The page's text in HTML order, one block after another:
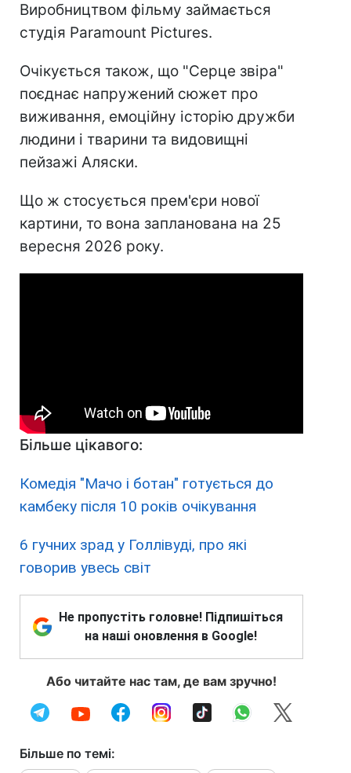
Виробництвом фільму займається
студія Paramount Pictures.
Очікується також, що "Серце звіра"
поєднає напружений сюжет про
виживання, емоційну історію дружби
людини і тварини та видовищні
пейзажі Аляски.
Що ж стосується прем'єри нової
картини, то вона запланована на 25
вересня 2026 року.
Більше цікавого:
Комедія "Мачо і ботан" готується до
камбеку після 10 років очікування
6 гучних зрад у Голлівуді, про які
говорив увесь світ
Не пропустіть головне! Підпишіться
на наші оновлення в Google!
Або читайте нас там, де вам зручно!
Більше по темі: